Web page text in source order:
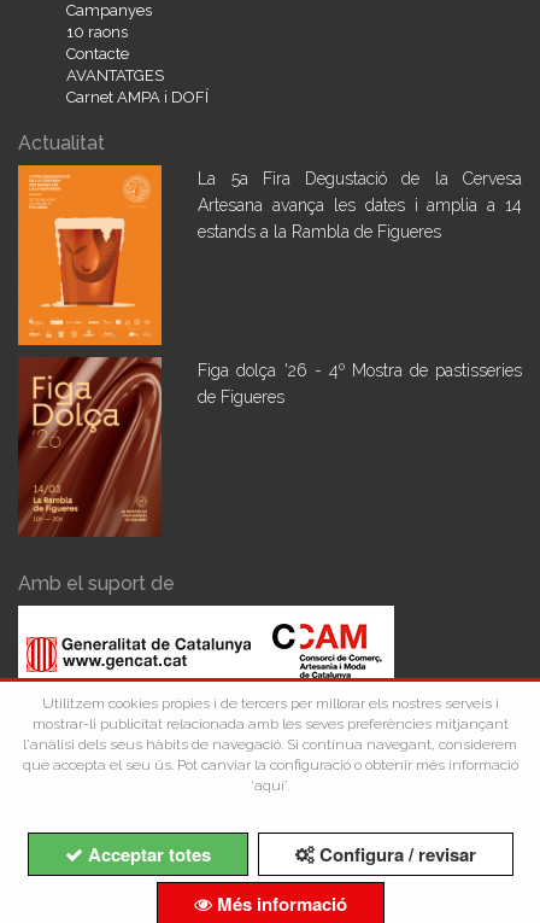
Campanyes
10 raons
Contacte
AVANTATGES
Carnet AMPA i DOFÍ
Actualitat
La 5a Fira Degustació de la Cervesa
Artesana avança les dates i amplia a 14
estands a la Rambla de Figueres
Figa dolça '26 - 4º Mostra de pastisseries
de Figueres
Amb el suport de
Política de Privacidad Política de Cookies
Utilitzem cookies pròpies i de tercers per millorar els nostres serveis i
mostrar-li publicitat relacionada amb les seves preferències mitjançant
l'anàlisi dels seus hàbits de navegació. Si contínua navegant, considerem
que accepta el seu ús. Pot canviar la configuració o obtenir més informació
‘aquí’.
Acceptar totes
Configura / revisar
Més informació